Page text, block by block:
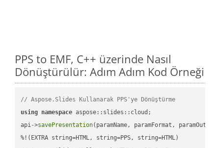
PPS to EMF, C++ üzerinde Nasıl
Dönüştürülür: Adım Adım Kod Örneği
// Aspose.Slides Kullanarak PPS'ye Dönüştürme
using namespace aspose::slides::cloud;
api->savePresentation(paramName, paramFormat,